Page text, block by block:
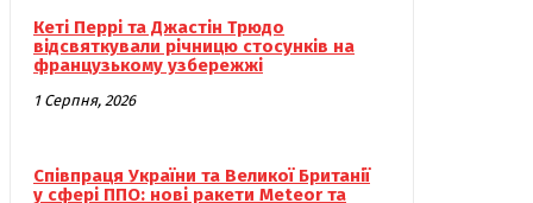
Кеті Перрі та Джастін Трюдо
відсвяткували річницю стосунків на
французькому узбережжі
1 Серпня, 2026
Співпраця України та Великої Британії
у сфері ППО: нові ракети Meteor та